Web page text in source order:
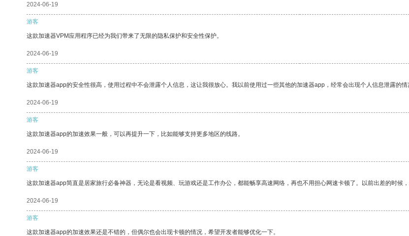
2024-06-19
游客
这款加速器VPM应用程序已经为我们带来了无限的隐私保护和安全性保护。
2024-06-19
游客
这款加速器app的安全性很高，使用过程中不会泄露个人信息，这让我很放心。我以前使用过一些其他的加速器app，经常会出现个人信息泄露的情
2024-06-19
游客
这款加速器app的加速效果一般，可以再提升一下，比如能够支持更多地区的线路。
2024-06-19
游客
这款加速器app简直是居家旅行必备神器，无论是看视频、玩游戏还是工作办公，都能畅享高速网络，再也不用担心网速卡顿了。以前出差的时候
2024-06-19
游客
这款加速器app的加速效果还是不错的，但偶尔也会出现卡顿的情况，希望开发者能够优化一下。